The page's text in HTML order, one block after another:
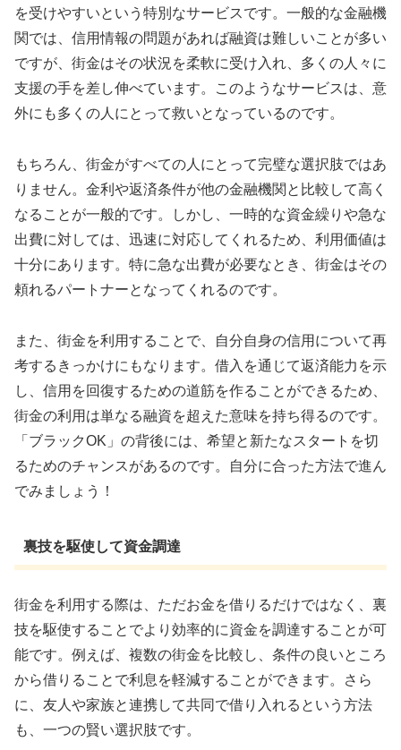
を受けやすいという特別なサービスです。一般的な金融機
関では、信用情報の問題があれば融資は難しいことが多い
ですが、街金はその状況を柔軟に受け入れ、多くの人々に
支援の手を差し伸べています。このようなサービスは、意
外にも多くの人にとって救いとなっているのです。
もちろん、街金がすべての人にとって完璧な選択肢ではあ
りません。金利や返済条件が他の金融機関と比較して高く
なることが一般的です。しかし、一時的な資金繰りや急な
出費に対しては、迅速に対応してくれるため、利用価値は
十分にあります。特に急な出費が必要なとき、街金はその
頼れるパートナーとなってくれるのです。
また、街金を利用することで、自分自身の信用について再
考するきっかけにもなります。借入を通じて返済能力を示
し、信用を回復するための道筋を作ることができるため、
街金の利用は単なる融資を超えた意味を持ち得るのです。
「ブラックOK」の背後には、希望と新たなスタートを切
るためのチャンスがあるのです。自分に合った方法で進ん
でみましょう！
裏技を駆使して資金調達
街金を利用する際は、ただお金を借りるだけではなく、裏
技を駆使することでより効率的に資金を調達することが可
能です。例えば、複数の街金を比較し、条件の良いところ
から借りることで利息を軽減することができます。さら
に、友人や家族と連携して共同で借り入れるという方法
も、一つの賢い選択肢です。